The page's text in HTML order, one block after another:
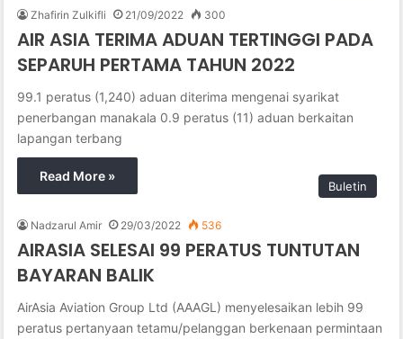
Zhafirin Zulkifli 21/09/2022 300
AIR ASIA TERIMA ADUAN TERTINGGI PADA
SEPARUH PERTAMA TAHUN 2022
99.1 peratus (1,240) aduan diterima mengenai syarikat
penerbangan manakala 0.9 peratus (11) aduan berkaitan
lapangan terbang
Read More »
Buletin
Nadzarul Amir 29/03/2022 536
AIRASIA SELESAI 99 PERATUS TUNTUTAN
BAYARAN BALIK
AirAsia Aviation Group Ltd (AAAGL) menyelesaikan lebih 99
peratus pertanyaan tetamu/pelanggan berkenaan permintaan